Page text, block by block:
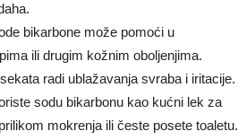
bikarbone može pomoći u
ili drugim kožnim oboljenjima.
radi ublažavanja svraba i iritacije.
sodu bikarbonu kao kućni lek za
mokrenja ili česte posete toaletu.